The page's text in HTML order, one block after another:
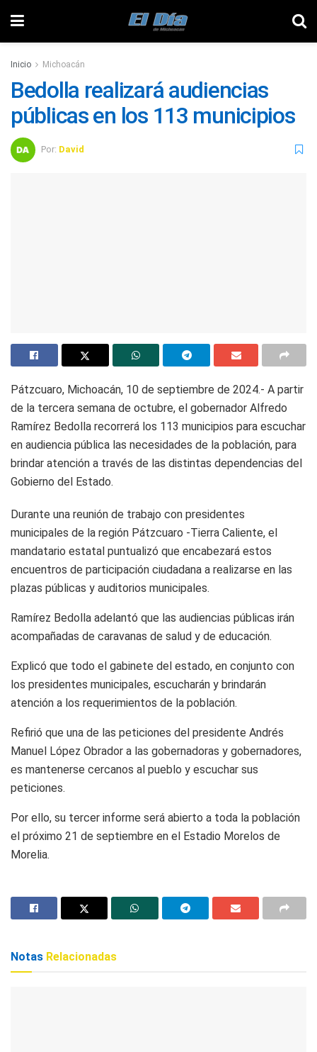
Inicio Michoacán
Bedolla realizará audiencias
públicas en los 113 municipios
Por: David
Pátzcuaro, Michoacán, 10 de septiembre de 2024.- A partir
de la tercera semana de octubre, el gobernador Alfredo
Ramírez Bedolla recorrerá los 113 municipios para escuchar
en audiencia pública las necesidades de la población, para
brindar atención a través de las distintas dependencias del
Gobierno del Estado.
Durante una reunión de trabajo con presidentes
municipales de la región Pátzcuaro -Tierra Caliente, el
mandatario estatal puntualizó que encabezará estos
encuentros de participación ciudadana a realizarse en las
plazas públicas y auditorios municipales.
Ramírez Bedolla adelantó que las audiencias públicas irán
acompañadas de caravanas de salud y de educación.
Explicó que todo el gabinete del estado, en conjunto con
los presidentes municipales, escucharán y brindarán
atención a los requerimientos de la población.
Refirió que una de las peticiones del presidente Andrés
Manuel López Obrador a las gobernadoras y gobernadores,
es mantenerse cercanos al pueblo y escuchar sus
peticiones.
Por ello, su tercer informe será abierto a toda la población
el próximo 21 de septiembre en el Estadio Morelos de
Morelia.
Notas Relacionadas